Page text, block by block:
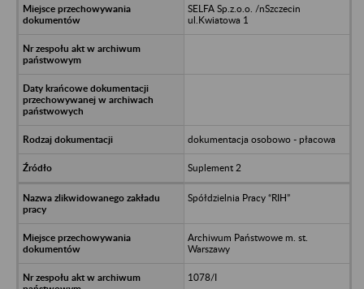
SELFA Sp.z.o.o. /nSzczecin
ul.Kwiatowa 1
dokumentacja osobowo - płacowa
Suplement 2
Spółdzielnia Pracy “RIH”
Archiwum Państwowe m. st.
Warszawy
1078/I